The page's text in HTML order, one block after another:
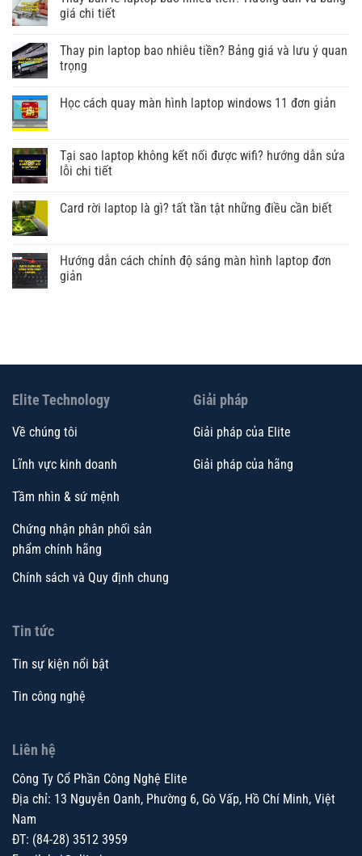
giá chi tiết
Thay pin laptop bao nhiêu tiền? Bảng giá và lưu ý quan
trọng
Học cách quay màn hình laptop windows 11 đơn giản
Tại sao laptop không kết nối được wifi? hướng dẫn sửa
lỗi chi tiết
Card rời laptop là gì? tất tần tật những điều cần biết
Hướng dẫn cách chỉnh độ sáng màn hình laptop đơn
giản
Elite Technology
Về chúng tôi
Lĩnh vực kinh doanh
Tầm nhìn & sứ mệnh
Chứng nhận phân phối sản
phẩm chính hãng
Chính sách và Quy định chung
Giải pháp
Giải pháp của Elite
Giải pháp của hãng
Tin tức
Tin sự kiện nổi bật
Tin công nghệ
Liên hệ
Công Ty Cổ Phần Công Nghệ Elite
Địa chỉ: 13 Nguyễn Oanh, Phường 6, Gò Vấp, Hồ Chí Minh, Việt
Nam
ĐT: (84-28) 3512 3959